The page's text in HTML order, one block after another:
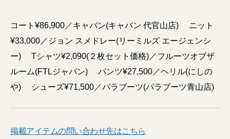
コート¥86,900／キャバン(キャバン 代官山店) ニット
¥33,000／ジョン スメドレー(リーミルズ エージェンシ
ー) Tシャツ¥2,090(２枚セット価格)／フルーツオブザ
ルーム(FTLジャパン) パンツ¥27,500／ヘリル(にしの
や) シューズ¥71,500／パラブーツ(パラブーツ青山店)
掲載アイテムの問い合わせ先はこちら